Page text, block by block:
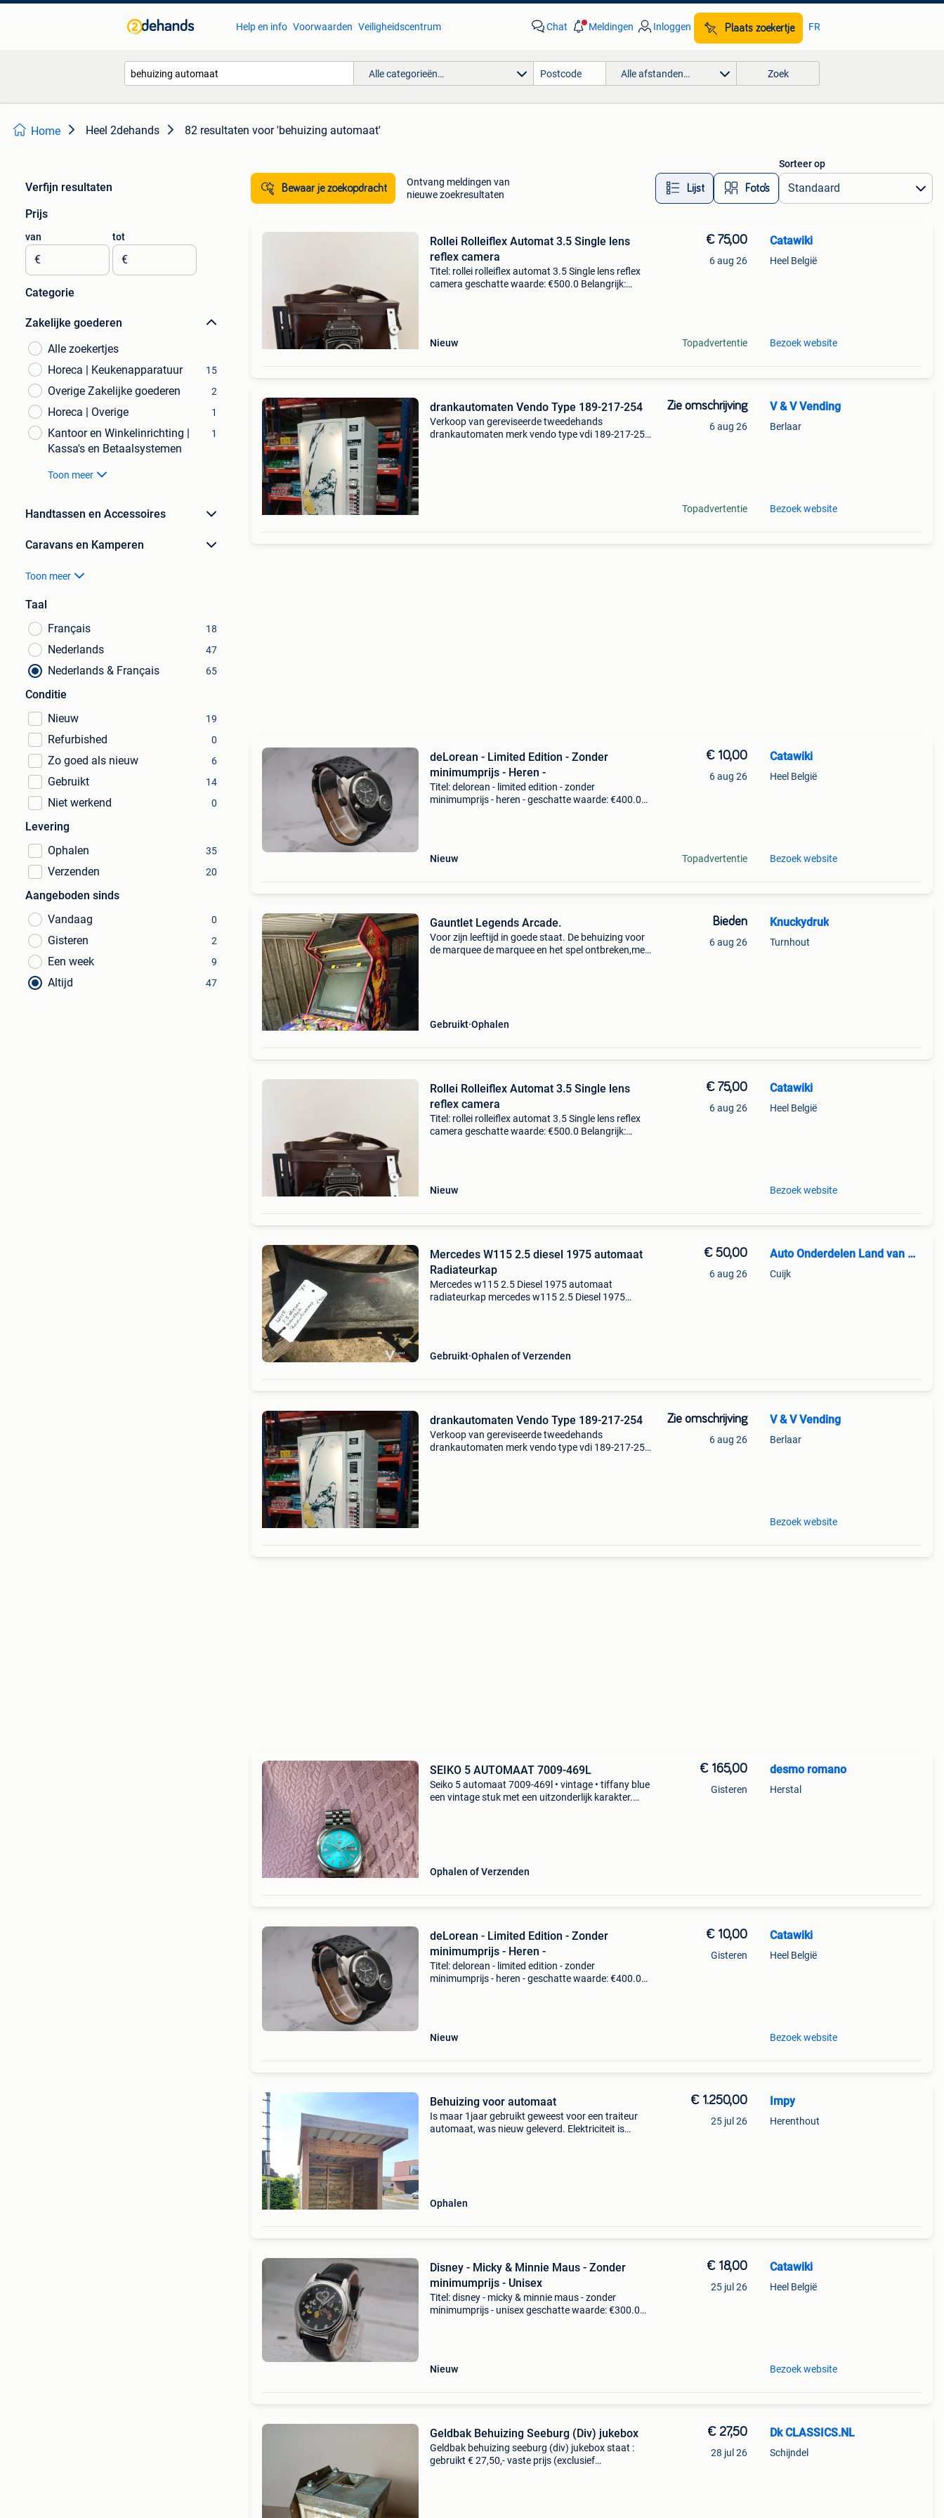
Help en info Voorwaarden Veiligheidscentrum Chat Meldingen Inloggen Plaats zoekertje FR
Alle categorieën… Alle afstanden… Zoek
Home Heel 2dehands 82 resultaten voor 'behuizing automaat'
Verfijn resultaten
Prijs
van
€
tot
€
Categorie
Zakelijke goederen
Alle zoekertjes
Horeca | Keukenapparatuur
15
Overige Zakelijke goederen 2
Horeca | Overige 1
Kantoor en Winkelinrichting |
Kassa's en Betaalsystemen
1
Toon meer
Handtassen en Accessoires
Caravans en Kamperen
Toon meer
Taal
Français
18
Nederlands 47
Nederlands & Français 65
Conditie
Nieuw
19
Refurbished 0
Zo goed als nieuw 6
Gebruikt 14
Niet werkend 0
Levering
Ophalen
35
Verzenden 20
Aangeboden sinds
Vandaag
0
Gisteren 2
Een week 9
Altijd 47
Bewaar je zoekopdracht
Ontvang meldingen van
nieuwe zoekresultaten
Lijst Foto’s
Sorteer op
Rollei Rolleiflex Automat 3.5 Single lens
reflex camera
Titel: rollei rolleiflex automat 3.5 Single lens reflex
camera geschatte waarde: €500.0 Belangrijk:
Nieuw
€ 75,00
6 aug 26
Topadvertentie
Catawiki
Heel België
Bezoek website
drankautomaten Vendo Type 189-217-254
Verkoop van gereviseerde tweedehands
drankautomaten merk vendo type vdi 189-217-254
Zie omschrijving
6 aug 26
Topadvertentie
V & V Vending
Berlaar
Bezoek website
deLorean - Limited Edition - Zonder
minimumprijs - Heren -
Titel: delorean - limited edition - zonder
minimumprijs - heren - geschatte waarde: €400.0
Nieuw
€ 10,00
6 aug 26
Topadvertentie
Catawiki
Heel België
Bezoek website
Gauntlet Legends Arcade.
Voor zijn leeftijd in goede staat. De behuizing voor
de marquee de marquee en het spel ontbreken,met
Gebruikt Ophalen
Bieden
6 aug 26
Knuckydruk
Turnhout
Rollei Rolleiflex Automat 3.5 Single lens
reflex camera
Titel: rollei rolleiflex automat 3.5 Single lens reflex
camera geschatte waarde: €500.0 Belangrijk:
Nieuw
€ 75,00
6 aug 26
Catawiki
Heel België
Bezoek website
Mercedes W115 2.5 diesel 1975 automaat
Radiateurkap
Mercedes w115 2.5 Diesel 1975 automaat
radiateurkap mercedes w115 2.5 Diesel 1975
Gebruikt Ophalen of Verzenden
€ 50,00
6 aug 26
Auto Onderdelen Land van Cuijk
Cuijk
drankautomaten Vendo Type 189-217-254
Verkoop van gereviseerde tweedehands
drankautomaten merk vendo type vdi 189-217-254
Zie omschrijving
6 aug 26
V & V Vending
Berlaar
Bezoek website
SEIKO 5 AUTOMAAT 7009-469L
Seiko 5 automaat 7009-469l • vintage • tiffany blue
een vintage stuk met een uitzonderlijk karakter.
Ophalen of Verzenden
€ 165,00
Gisteren
desmo romano
Herstal
deLorean - Limited Edition - Zonder
minimumprijs - Heren -
Titel: delorean - limited edition - zonder
minimumprijs - heren - geschatte waarde: €400.0
Nieuw
€ 10,00
Gisteren
Catawiki
Heel België
Bezoek website
Behuizing voor automaat
Is maar 1jaar gebruikt geweest voor een traiteur
automaat, was nieuw geleverd. Elektriciteit is
Ophalen
€ 1.250,00
25 jul 26
Impy
Herenthout
Disney - Micky & Minnie Maus - Zonder
minimumprijs - Unisex
Titel: disney - micky & minnie maus - zonder
minimumprijs - unisex geschatte waarde: €300.0
Nieuw
€ 18,00
25 jul 26
Catawiki
Heel België
Bezoek website
Geldbak Behuizing Seeburg (Div) jukebox
Geldbak behuizing seeburg (div) jukebox staat :
gebruikt € 27,50,- vaste prijs (exclusief
€ 27,50
28 jul 26
Dk CLASSICS.NL
Schijndel